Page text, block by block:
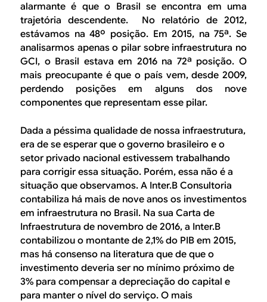
alarmante é que o Brasil se encontra em uma
trajetória descendente. No relatório de 2012,
estávamos na 48º posição. Em 2015, na 75ª. Se
analisarmos apenas o pilar sobre infraestrutura no
GCI, o Brasil estava em 2016 na 72ª posição. O
mais preocupante é que o país vem, desde 2009,
perdendo posições em alguns dos nove
componentes que representam esse pilar.
Dada a péssima qualidade de nossa infraestrutura,
era de se esperar que o governo brasileiro e o
setor privado nacional estivessem trabalhando
para corrigir essa situação. Porém, essa não é a
situação que observamos. A Inter.B Consultoria
contabiliza há mais de nove anos os investimentos
em infraestrutura no Brasil. Na sua Carta de
Infraestrutura de novembro de 2016, a Inter.B
contabilizou o montante de 2,1% do PIB em 2015,
mas há consenso na literatura que de que o
investimento deveria ser no mínimo próximo de
3% para compensar a depreciação do capital e
para manter o nível do serviço. O mais